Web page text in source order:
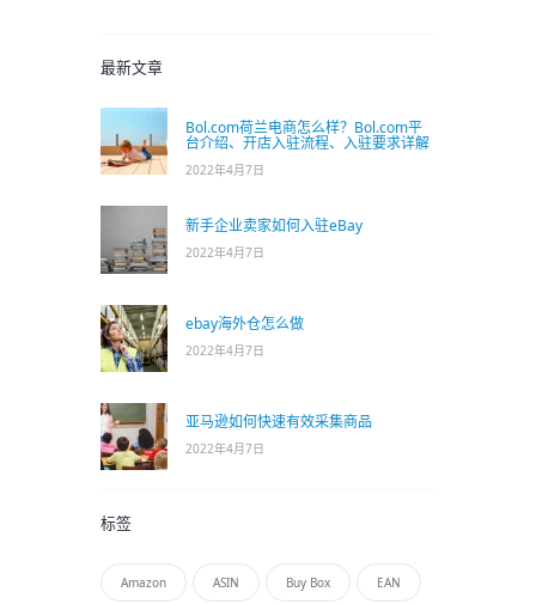
最新文章
Bol.com荷兰电商怎么样？Bol.com平
台介绍、开店入驻流程、入驻要求详解
2022年4月7日
新手企业卖家如何入驻eBay
2022年4月7日
ebay海外仓怎么做
2022年4月7日
亚马逊如何快速有效采集商品
2022年4月7日
标签
Amazon ASIN Buy Box EAN